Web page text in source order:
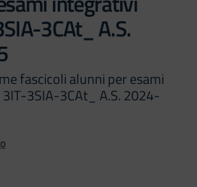
3CAt_ A.S.
fascicoli alunni per esami
3SIA-3CAt_ A.S. 2024-